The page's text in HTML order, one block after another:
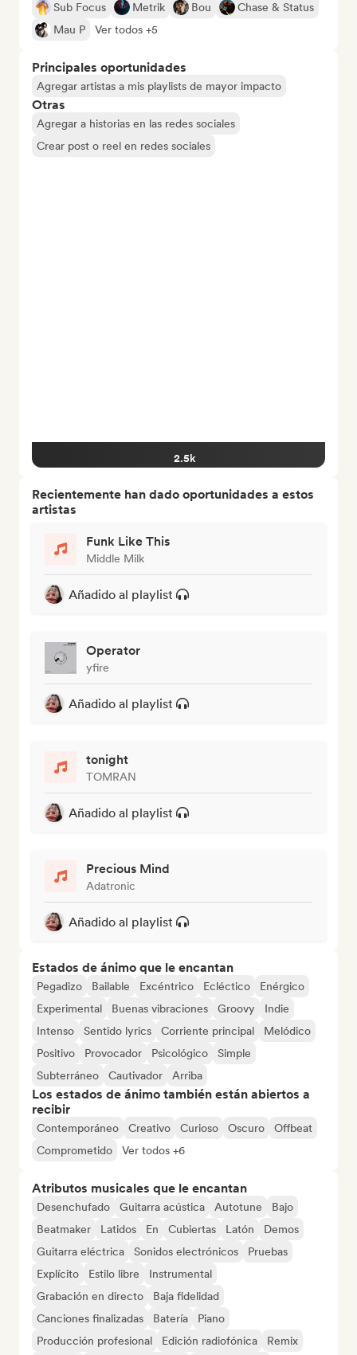
Sub Focus
Metrik Bou
Chase & Status
Mau P
Ver todos +5
Principales oportunidades
Agregar artistas a mis playlists de mayor impacto
Otras
Agregar a historias en las redes sociales
Crear post o reel en redes sociales
2.5k
Recientemente han dado oportunidades a estos
artistas
Funk Like This
Middle Milk
Añadido al playlist
Operator
yfire
Añadido al playlist
tonight
TOMRAN
Añadido al playlist
Precious Mind
Adatronic
Añadido al playlist
Estados de ánimo que le encantan
Pegadizo Bailable Excéntrico Ecléctico
Enérgico
Experimental
Buenas vibraciones Groovy
Indie
Intenso
Sentido lyrics Corriente principal
Melódico
Positivo
Provocador Psicológico
Simple
Subterráneo
Cautivador Arriba
Los estados de ánimo también están abiertos a
recibir
Contemporáneo Creativo Curioso Oscuro
Offbeat
Comprometido
Ver todos +6
Atributos musicales que le encantan
Desenchufado Guitarra acústica Autotune
Bajo
Beatmaker
Latidos En Cubiertas Latón
Demos
Guitarra eléctrica
Sonidos electrónicos
Pruebas
Explícito
Estilo libre
Instrumental
Grabación en directo
Baja fidelidad
Canciones finalizadas
Batería
Piano
Producción profesional
Edición radiofónica Remix